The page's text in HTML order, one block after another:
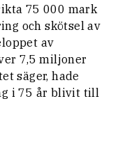
75 000 mark
och skötsel av
av
7,5 miljoner
säger, hade
i 75 år blivit till